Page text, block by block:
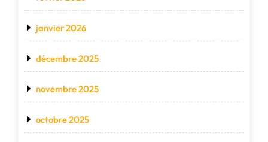
janvier 2026
décembre 2025
novembre 2025
octobre 2025